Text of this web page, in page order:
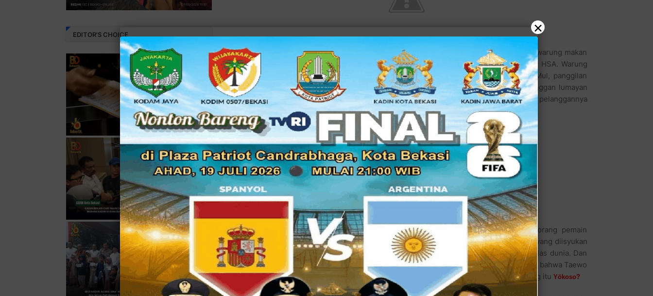
Salah satu warung favorit pilihan para pemain futsal setelah mereka berolahraga adalah warung makan
Mie Ayam Taewo yang terletak di lokasi blok paling ujung barat dari jejeran kedai kuliner HSA. Warung
Mie Ayam Taewo yang dimiliki pak Mulyadi ini dikelola sendiri olehnya. Menurut pak Mul, panggilan
akrabnya, sewa blok kulinernya relatif murah cuma Rp 6 juta/tahun. Tapi perputaran pelanggan lumayan
tinggi dalam waktu 7 bulan terakhir ini. Bahkan hingga bulan puasa lalu, tak jarang banyak pelanggannya
yang makan sahur di warung sederhananya itu.
Melihat namanya Mie Ayam Taewo, kulinerkuliner.com jadi teringat dengan salah seorang pemain
sepakbola bek asal Nigeria Taye Taewoyang bermain di Marseille pada Ligue 1 Perancis yang diisyukan
mau ditransfer ke Liverpool maupun Tottenham Hotspur dalam bursa transfer pemain kelas dunia. Dan
ketika kami tanyakan kenapa menggunakan nama tersebut, pak Mulyadi justru menjelaskan bahwa Taewo
adalah bahasa Jepang yang berarti "Selamat Datang". Masak seh? Bukannya selamat datang itu Yōkoso?
EDITOR'S CHOICE ×